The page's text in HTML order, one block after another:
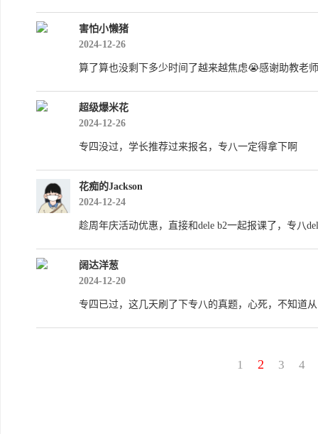
害怕小懒猪
2024-12-26
算了算也没剩下多少时间了越来越焦虑😭感谢助教老
超级爆米花
2024-12-26
专四没过，学长推荐过来报名，专八一定得拿下啊
花痴的Jackson
2024-12-24
趁周年庆活动优惠，直接和dele b2一起报课了，专八
阔达洋葱
2024-12-20
专四已过，这几天刷了下专八的真题，心死，不知道
1 2 3 4